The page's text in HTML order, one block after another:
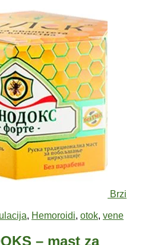
Brzi
, Hemoroidi, otok, vene
– mast za